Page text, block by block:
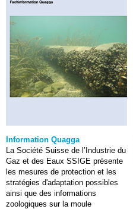
Information Quagga
La Société Suisse de l’Industrie du
Gaz et des Eaux SSIGE présente
les mesures de protection et les
stratégies d'adaptation possibles
ainsi que des informations
zoologiques sur la moule